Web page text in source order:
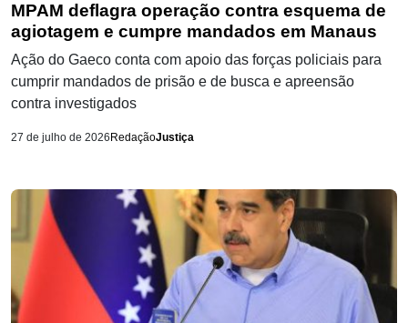
MPAM deflagra operação contra esquema de
agiotagem e cumpre mandados em Manaus
Ação do Gaeco conta com apoio das forças policiais para
cumprir mandados de prisão e de busca e apreensão
contra investigados
27 de julho de 2026 RedaçãoJustiça